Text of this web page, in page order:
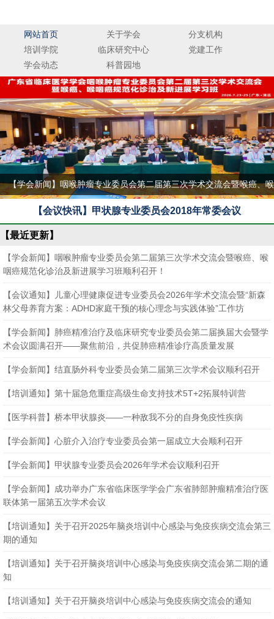
网站首页 关于学会
分支机构
培训学院
临床研究中心
党建工作
学会动态
科普园地
【学会新闻】咽喉肿瘤专业委员会第二届第三次学术交流会暨喉癌、喉
咽癌规范化诊治及新进展学习班顺利召开！
【会议通知】儿童心理健康促进专业委员会2026年学术交流会暨“新森
林父母养育方案：ADHD家庭干预的核心理念与实践体验”工作坊
【会议快讯】甲状腺专业委员会2018年常委会议
【最近更新】
【学会新闻】咽喉肿瘤专业委员会第二届第三次学术交流会暨喉癌、喉
咽癌规范化诊治及新进展学习班顺利召开！
【会议通知】儿童心理健康促进专业委员会2026年学术交流会暨“新森
林父母养育方案：ADHD家庭干预的核心理念与实践体验”工作坊
【学会新闻】肺癌精准治疗及临床研究专业委员会第二届换届大会暨学
术会议圆满召开——聚焦前沿，共促肺癌精准诊疗高质量发展
【学会新闻】结直肠外科专业委员会第二届第三次学术会议顺利召开
【培训通知】第十届急危重症高级生命支持技术5T+2拓展特训营
【医学科普】桥本甲状腺炎——一种敌我不分的自身免疫性疾病
【学会新闻】心脏介入治疗专业委员会第一届成立大会顺利召开
【学会新闻】甲状腺专业委员会2026年学术会议顺利召开
【学会新闻】成功举办广东省临床医学学会广东省肺部肿瘤精准治疗医
联体第一届第五次学术会议
【培训通知】关于召开2025年脑炎培训中心感染与免疫疾病交流会第三
期的通知
【培训通知】关于召开脑炎培训中心感染与免疫疾病交流会第二期的通
知
【培训通知】关于召开脑炎培训中心感染与免疫疾病交流会的通知